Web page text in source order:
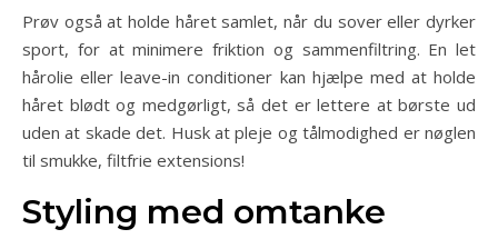
Prøv også at holde håret samlet, når du sover eller dyrker
sport, for at minimere friktion og sammenfiltring. En let
hårolie eller leave-in conditioner kan hjælpe med at holde
håret blødt og medgørligt, så det er lettere at børste ud
uden at skade det. Husk at pleje og tålmodighed er nøglen
til smukke, filtfrie extensions!
Styling med omtanke